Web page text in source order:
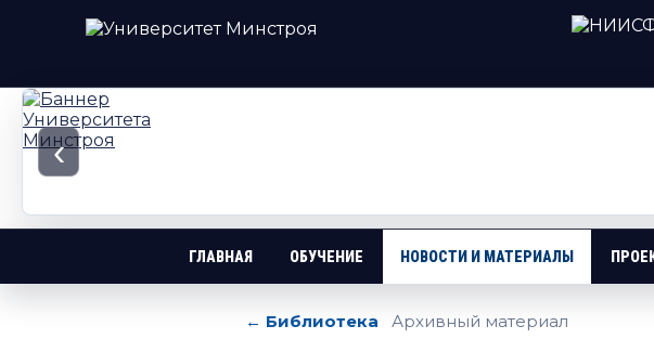
‹
ГЛАВНАЯ ОБУЧЕНИЕ НОВОСТИ И МАТЕРИАЛЫ
← Библиотека Архивный материал